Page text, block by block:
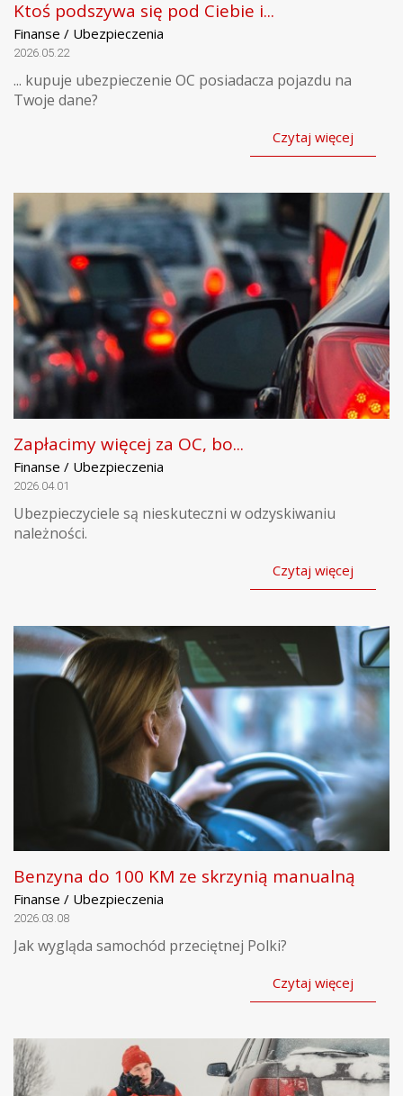
Ktoś podszywa się pod Ciebie i...
Finanse / Ubezpieczenia
2026.05.22
... kupuje ubezpieczenie OC posiadacza pojazdu na
Twoje dane?
Czytaj więcej
Zapłacimy więcej za OC, bo...
Finanse / Ubezpieczenia
2026.04.01
Ubezpieczyciele są nieskuteczni w odzyskiwaniu
należności.
Czytaj więcej
Benzyna do 100 KM ze skrzynią manualną
Finanse / Ubezpieczenia
2026.03.08
Jak wygląda samochód przeciętnej Polki?
Czytaj więcej